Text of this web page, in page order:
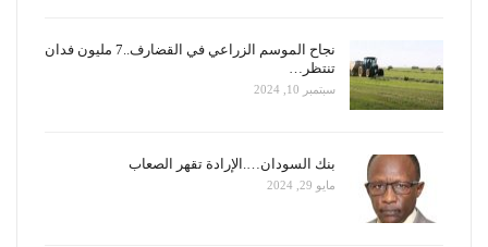
نجاح الموسم الزراعي في القضارف..7 مليون فدان
تنتظر…
سبتمبر 10, 2024
بنك السودان….الإرادة تقهر الصعاب
مايو 29, 2024